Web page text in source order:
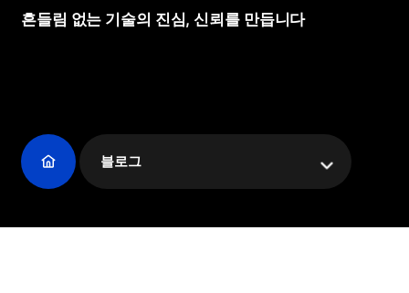
흔들림 없는 기술의 진심, 신뢰를 만듭니다
블로그